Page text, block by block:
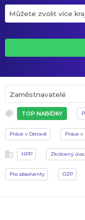
Můžete zvolit více
Zaměstnavatelé
TOP NABÍDKY
Práce v Ostravě Práce v
HPP Zkrácený
Pro absolventy OZP